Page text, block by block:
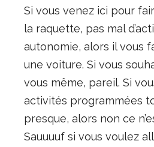
Si vous venez ici pour
la raquette, pas mal
autonomie, alors il vous
une voiture. Si vous
vous même, pareil. Si
activités programmées
presque, alors non ce
Sauuuuf si vous voulez